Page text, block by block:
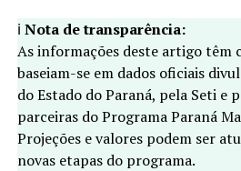
ℹ️ Nota de transparência:
As informações deste artigo têm
baseiam-se em dados oficiais
do Estado do Paraná, pela Seti e
parceiras do Programa Paraná
Projeções e valores podem ser
novas etapas do programa.